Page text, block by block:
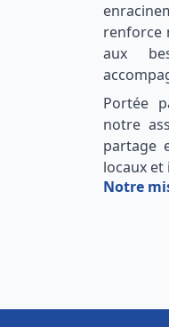
renforce
aux
Portée
notre
partage
locaux
Notre